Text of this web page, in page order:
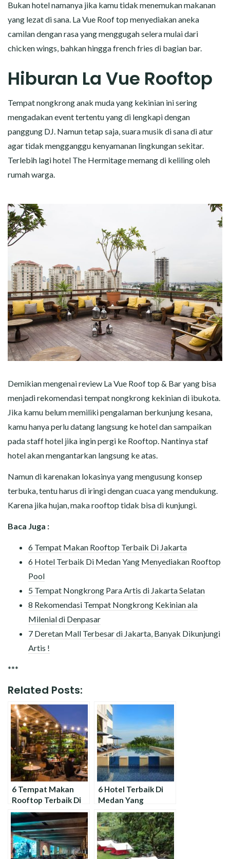
Bukan hotel namanya jika kamu tidak menemukan makanan
yang lezat di sana. La Vue Roof top menyediakan aneka
camilan dengan rasa yang menggugah selera mulai dari
chicken wings, bahkan hingga french fries di bagian bar.
Hiburan La Vue Rooftop
Tempat nongkrong anak muda yang kekinian ini sering
mengadakan event tertentu yang di lengkapi dengan
panggung DJ. Namun tetap saja, suara musik di sana di atur
agar tidak mengganggu kenyamanan lingkungan sekitar.
Terlebih lagi hotel The Hermitage memang di keliling oleh
rumah warga.
Demikian mengenai review La Vue Roof top & Bar yang bisa
menjadi rekomendasi tempat nongkrong kekinian di ibukota.
Jika kamu belum memiliki pengalaman berkunjung kesana,
kamu hanya perlu datang langsung ke hotel dan sampaikan
pada staff hotel jika ingin pergi ke Rooftop. Nantinya staf
hotel akan mengantarkan langsung ke atas.
Namun di karenakan lokasinya yang mengusung konsep
terbuka, tentu harus di iringi dengan cuaca yang mendukung.
Karena jika hujan, maka rooftop tidak bisa di kunjungi.
Baca Juga :
6 Tempat Makan Rooftop Terbaik Di Jakarta
6 Hotel Terbaik Di Medan Yang Menyediakan Rooftop
Pool
5 Tempat Nongkrong Para Artis di Jakarta Selatan
8 Rekomendasi Tempat Nongkrong Kekinian ala
Milenial di Denpasar
7 Deretan Mall Terbesar di Jakarta, Banyak Dikunjungi
Artis !
***
Related Posts:
6 Tempat Makan
Rooftop Terbaik Di
Jakarta
6 Hotel Terbaik Di
Medan Yang
Menyediakan
Rooftop Pool